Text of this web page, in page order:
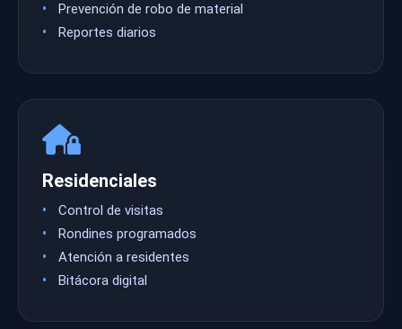
Prevención de robo de material
Reportes diarios
Residenciales
Control de visitas
Rondines programados
Atención a residentes
Bitácora digital